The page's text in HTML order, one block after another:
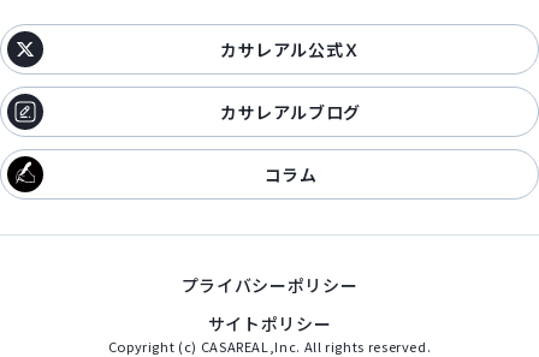
カサレアル公式Ｘ
カサレアルブログ
コラム
プライバシーポリシー
サイトポリシー
Copyright (c) CASAREAL,Inc. All rights reserved.